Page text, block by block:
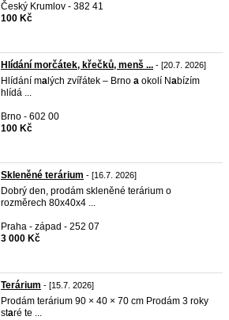
Český Krumlov - 382 41
100 Kč
Hlídání morčátek, křečků, menš ... - [20.7. 2026]
Hlídání ma lých zvířátek – Brno a okolí Nabízím
hlídá ...
Brno - 602 00
100 Kč
Skleněné terárium - [16.7. 2026]
Dobrý den, prodám skleněné terárium o
rozměrech 80x40x4 ...
Praha - západ - 252 07
3 000 Kč
Terárium - [15.7. 2026]
Prodám terárium 90 × 40 × 70 cm Prodám 3 roky
staré te ...